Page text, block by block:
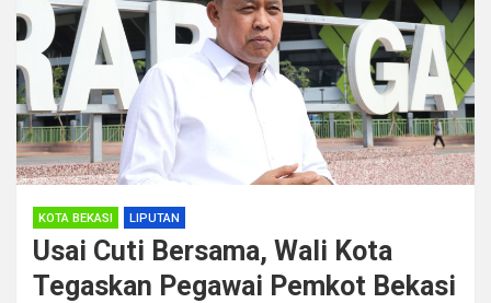
KOTA BEKASI LIPUTAN
Usai Cuti Bersama, Wali Kota
Tegaskan Pegawai Pemkot Bekasi